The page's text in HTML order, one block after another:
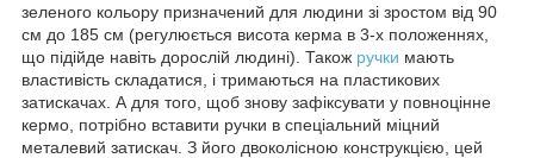
зеленого кольору призначений для людини зі зростом від 90
см до 185 см (регулюється висота керма в 3-х положеннях,
що підійде навіть дорослій людині). Також ручки мають
властивість складатися, і тримаються на пластикових
затискачах. А для того, щоб знову зафіксувати у повноцінне
кермо, потрібно вставити ручки в спеціальний міцний
металевий затискач. З його двоколісною конструкцією, цей